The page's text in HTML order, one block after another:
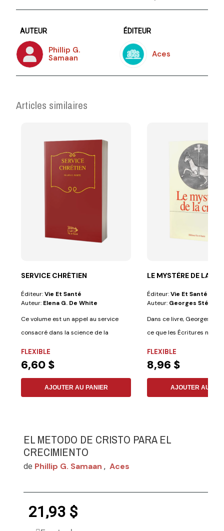
AUTEUR
Phillip G.
Samaan
ÉDITEUR
Aces
Articles similaires
SERVICE CHRÉTIEN
Éditeur:Vie Et Santé
Auteur: Elena G. De White
Ce volume est un appel au service
consacré dans la science de la
FLEXIBLE
6,60 $
AJOUTER AU PANIER
LE MYSTÈRE DE LA
Éditeur:Vie Et Santé
Auteur: Georges Stéveny
Dans ce livre, Georges
ce que les Écritures nous
FLEXIBLE
8,96 $
AJOUTER AU
EL METODO DE CRISTO PARA EL
CRECIMIENTO
de Phillip G. Samaan , Aces
21,93 $